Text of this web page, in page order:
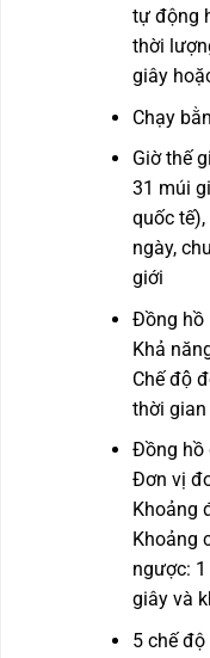
tự động
thời
giây
Chạy
Giờ thế
31 múi
quốc
ngày,
giới
Đồng hồ
Khả
Chế độ
thời
Đồng hồ
Đơn vị
Khoảng
Khoảng
ngược:
giây và
5 chế